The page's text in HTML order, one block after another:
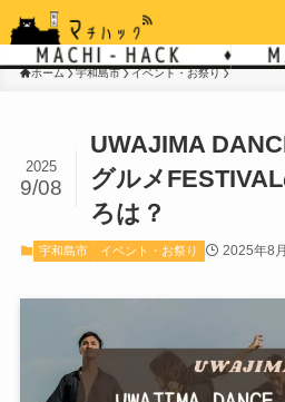
ホーム 宇和島市 イベント・お祭り
UWAJIMA
グルメ
ろは？
2025
9/08
宇和島市 イベント・お祭り 2025年8